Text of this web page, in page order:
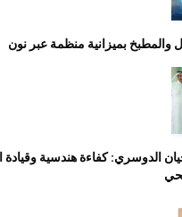
والمطبخ بميزانية منظمة عبر نون
الدوسري: كفاءة هندسية وقيادة